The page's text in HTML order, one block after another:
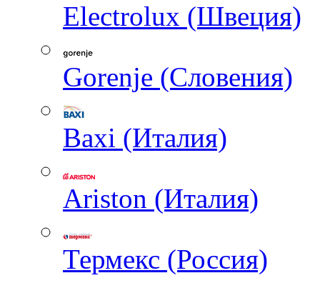
Electrolux (Швеция)
Gorenje (Словения)
Baxi (Италия)
Ariston (Италия)
Термекс (Россия)